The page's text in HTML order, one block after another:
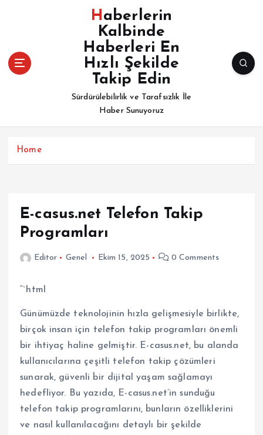
l
Haberlerin
Kalbinde
Haberleri En
Hızlı Şekilde
Takip Edin
Sürdürülebilirlik ve Tarafsızlık İle
Haber Sunuyoruz
Home
E-casus.net Telefon Takip
Programları
Editor Genel Ekim 15, 2025 0 Comments
“`html
Günümüzde teknolojinin hızla gelişmesiyle birlikte,
birçok insan için telefon takip programları önemli
bir ihtiyaç haline gelmiştir. E-casus.net, bu alanda
kullanıcılarına çeşitli telefon takip çözümleri
sunarak, güvenli bir dijital yaşam sağlamayı
hedefliyor. Bu yazıda, E-casus.net’in sunduğu
telefon takip programlarını, bunların özelliklerini
ve nasıl kullanılacağını detaylı bir şekilde